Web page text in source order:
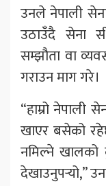
उनले नेपाली
उठाउँदै सेना
सम्झौता वा
गराउन माग गरे।
“हाम्रो नेपाली
खाएर बसेको
नमिल्ने
देखाउनुपर्‍यो,”